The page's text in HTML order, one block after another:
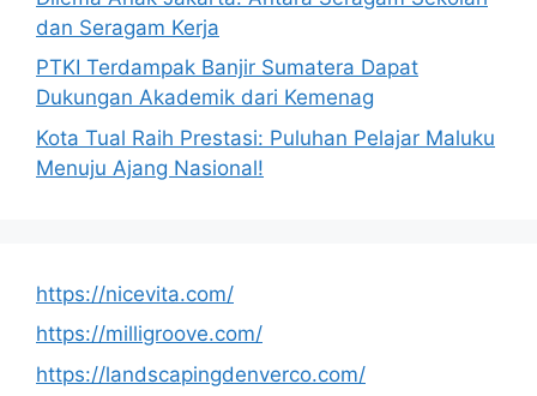
dan Seragam Kerja
PTKI Terdampak Banjir Sumatera Dapat
Dukungan Akademik dari Kemenag
Kota Tual Raih Prestasi: Puluhan Pelajar Maluku
Menuju Ajang Nasional!
https://nicevita.com/
https://milligroove.com/
https://landscapingdenverco.com/